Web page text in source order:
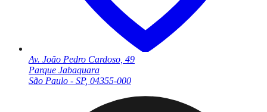
Av. João Pedro Cardoso, 49
Parque Jabaquara
São Paulo - SP, 04355-000